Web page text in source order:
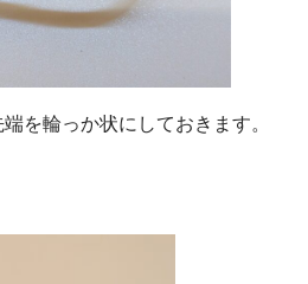
を輪っか状にしておきます。